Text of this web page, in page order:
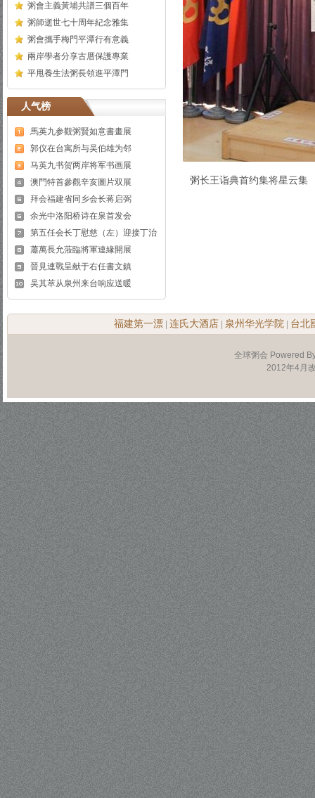
粥會主義黃埔共譜三個百年
粥師逝世七十周年紀念雅集
粥會攜手梅門平潭行有意義
兩岸學者分享古厝保護專業
平甩養生法粥長領進平潭門
人气榜
馬英九参觀粥賢如意書畫展
郭仪在台寓所与吴伯雄为邻
马英九书贺两岸将军书画展
澳門特首參觀辛亥圖片双展
拜会福建省同乡会长蒋启弼
余光中洛阳桥诗在泉首发会
第五任会长丁慰慈（左）迎接丁治
蕭萬長允蒞臨將軍連緣開展
晉見連戰呈献于右任書文鎮
吴其萃从泉州来台响应送暖
粥长王诣典首约集将星云集
福建第一漂 连氏大酒店 泉州华光学院 台北
全球粥会 Powered
2012年4月